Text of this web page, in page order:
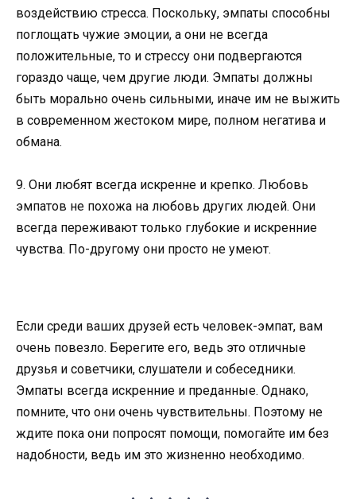
воздействию стресса. Поскольку, эмпаты способны
поглощать чужие эмоции, а они не всегда
положительные, то и стрессу они подвергаются
гораздо чаще, чем другие люди. Эмпаты должны
быть морально очень сильными, иначе им не выжить
в современном жестоком мире, полном негатива и
обмана.
9. Они любят всегда искренне и крепко. Любовь
эмпатов не похожа на любовь других людей. Они
всегда переживают только глубокие и искренние
чувства. По-другому они просто не умеют.
Если среди ваших друзей есть человек-эмпат, вам
очень повезло. Берегите его, ведь это отличные
друзья и советчики, слушатели и собеседники.
Эмпаты всегда искренние и преданные. Однако,
помните, что они очень чувствительны. Поэтому не
ждите пока они попросят помощи, помогайте им без
надобности, ведь им это жизненно необходимо.